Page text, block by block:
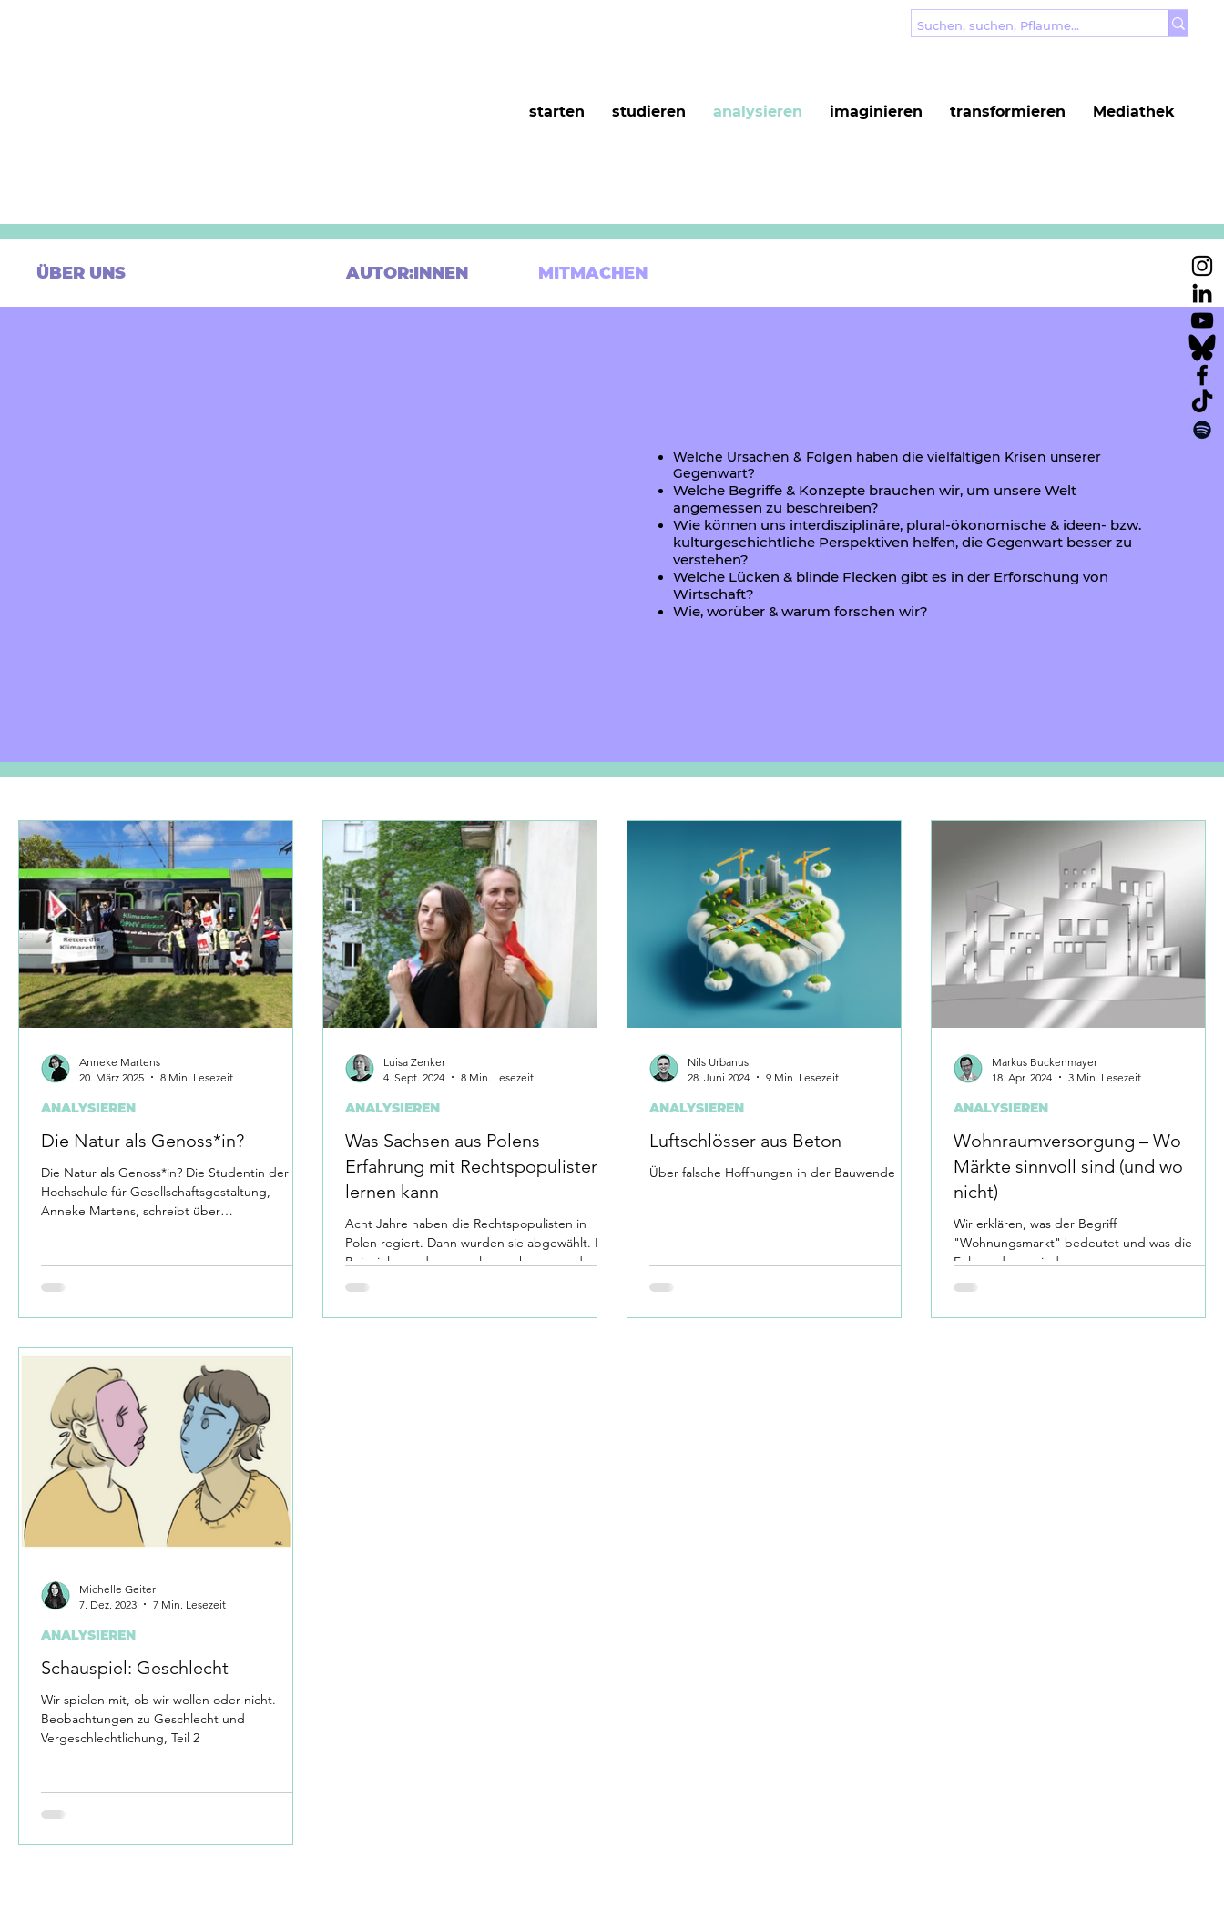
starten studieren analysieren imaginieren transformieren Mediathek
ÜBER UNS AUTOR:INNEN MITMACHEN
Welche Ursachen & Folgen haben die vielfältigen Krisen unserer
Gegenwart?
Welche Begriffe & Konzepte brauchen wir, um unsere Welt
angemessen zu beschreiben?
Wie können uns interdisziplinäre, plural-ökonomische & ideen- bzw.
kulturgeschichtliche Perspektiven helfen, die Gegenwart besser zu
verstehen?
Welche Lücken & blinde Flecken gibt es in der Erforschung von
Wirtschaft?
Wie, worüber & warum forschen wir?
Die Natur als Genoss*in?
Die Natur als Genoss*in? Die Studentin der
Hochschule für Gesellschaftsgestaltung,
Anneke Martens, schreibt über
ANALYSIEREN
Anneke Martens
20. März 2025
8 Min. Lesezeit
Was Sachsen aus Polens
Erfahrung mit Rechtspopulisten
lernen kann
Acht Jahre haben die Rechtspopulisten in
Polen regiert. Dann wurden sie abgewählt. Ein
Beispiel, von dem man lernen kann – und
sollte.
ANALYSIEREN
Luisa Zenker
4. Sept. 2024
8 Min. Lesezeit
Luftschlösser aus Beton
Über falsche Hoffnungen in der Bauwende
ANALYSIEREN
Nils Urbanus
28. Juni 2024
9 Min. Lesezeit
Wohnraumversorgung – Wo
Märkte sinnvoll sind (und wo
nicht)
Wir erklären, was der Begriff
"Wohnungsmarkt" bedeutet und was die
Folgen davon sind.
ANALYSIEREN
Markus Buckenmayer
18. Apr. 2024
3 Min. Lesezeit
Schauspiel: Geschlecht
Wir spielen mit, ob wir wollen oder nicht.
Beobachtungen zu Geschlecht und
Vergeschlechtlichung, Teil 2
ANALYSIEREN
Michelle Geiter
7. Dez. 2023
7 Min. Lesezeit